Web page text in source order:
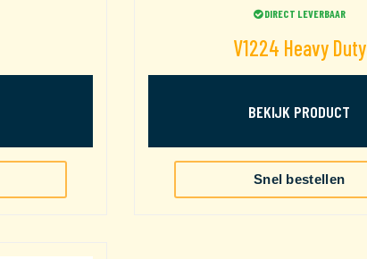
DIRECT LEVERBAAR
V1224 Heavy Duty
BEKIJK PRODUCT